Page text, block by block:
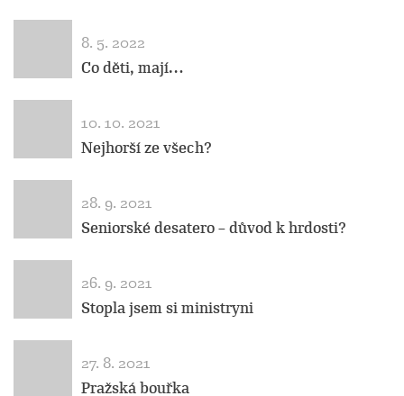
8. 5. 2022
Co děti, mají…
10. 10. 2021
Nejhorší ze všech?
28. 9. 2021
Seniorské desatero – důvod k hrdosti?
26. 9. 2021
Stopla jsem si ministryni
27. 8. 2021
Pražská bouřka